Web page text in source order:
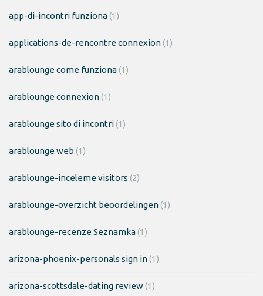
app-di-incontri funziona(1)
applications-de-rencontre connexion(1)
arablounge come funziona(1)
arablounge connexion(1)
arablounge sito di incontri(1)
arablounge web (1)
arablounge-inceleme visitors (2)
arablounge-overzicht beoordelingen(1)
arablounge-recenze Seznamka(1)
arizona-phoenix-personals sign in(1)
arizona-scottsdale-dating review(1)